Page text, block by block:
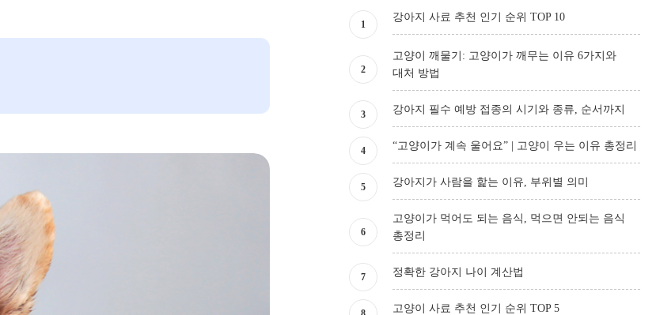
강아지 사료 추천 인기 순위 TOP 10
고양이 깨물기: 고양이가 깨무는 이유 6가지와
대처 방법
강아지 필수 예방 접종의 시기와 종류, 순서까지
“고양이가 계속 울어요” | 고양이 우는 이유 총정리
강아지가 사람을 핥는 이유, 부위별 의미
고양이가 먹어도 되는 음식, 먹으면 안되는 음식
총정리
정확한 강아지 나이 계산법
고양이 사료 추천 인기 순위 TOP 5